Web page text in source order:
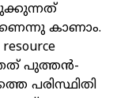
കാണാം.
പുത്തൻ-
പരിസ്ഥിതി